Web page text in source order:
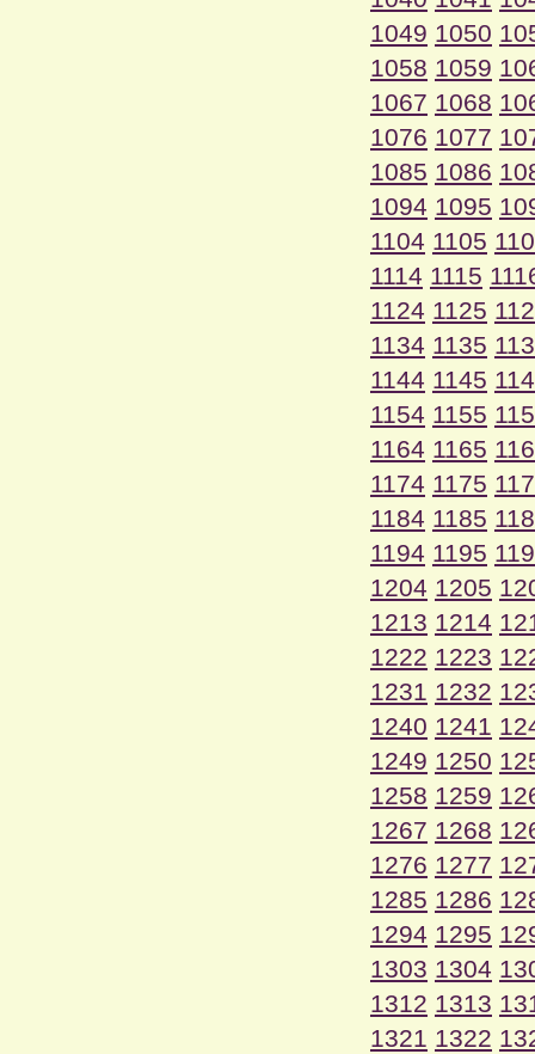
1049 1050
1058 1059
1067 1068
1076 1077
1085 1086
1094 1095
1104 1105
1114 1115
1124 1125
1134 1135
1144 1145
1154 1155
1164 1165
1174 1175
1184 1185
1194 1195
1204 1205
1213 1214
1222 1223
1231 1232
1240 1241
1249 1250
1258 1259
1267 1268
1276 1277
1285 1286
1294 1295
1303 1304
1312 1313
1321 1322